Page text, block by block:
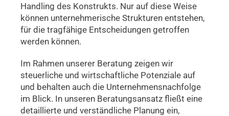
Handling des Konstrukts. Nur auf diese Weise
können unternehmerische Strukturen entstehen,
für die tragfähige Entscheidungen getroffen
werden können.
Im Rahmen unserer Beratung zeigen wir
steuerliche und wirtschaftliche Potenziale auf
und behalten auch die Unternehmensnachfolge
im Blick. In unseren Beratungsansatz fließt eine
detaillierte und verständliche Planung ein,